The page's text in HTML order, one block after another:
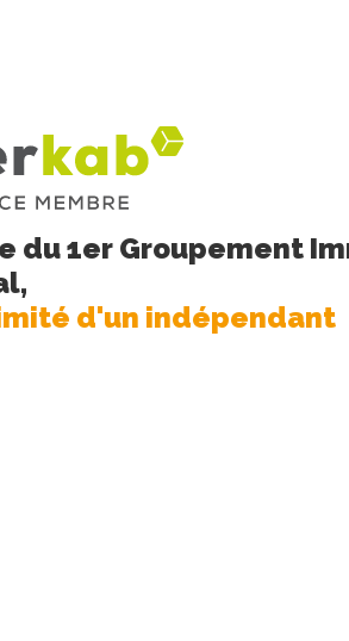
du 1er Groupement
d'un indépendant